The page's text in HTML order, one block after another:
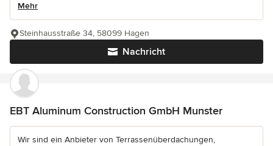
Mehr
Nachricht
Steinhausstraße 34, 58099 Hagen
EBT Aluminum Construction GmbH Munster
Wir sind ein Anbieter von Terrassenüberdachungen,